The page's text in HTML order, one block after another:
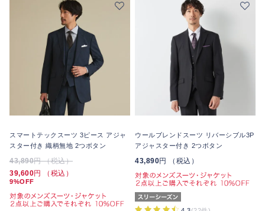
スマートテックスーツ 3ピース アジャ
スター付き 織柄無地 2つボタン
43,890円 （税込）
39,600円 （税込）
9%OFF
ウールブレンドスーツ リバーシブル3P
アジャスター付き 2つボタン
43,890円 （税込）